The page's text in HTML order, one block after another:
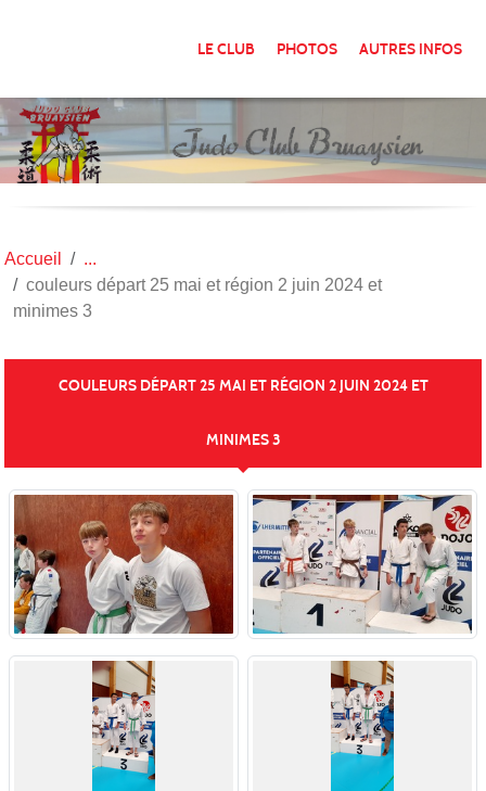
LE CLUB PHOTOS AUTRES INFOS
Accueil
couleurs départ 25 mai et région 2 juin 2024 et
minimes 3
COULEURS DÉPART 25 MAI ET RÉGION 2 JUIN 2024 ET
MINIMES 3